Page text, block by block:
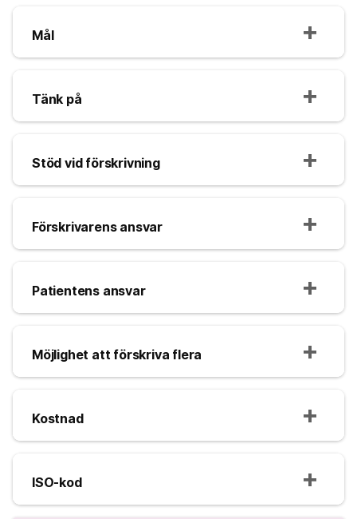
Mål
Tänk på
Stöd vid förskrivning
Förskrivarens ansvar
Patientens ansvar
Möjlighet att förskriva flera
Kostnad
ISO-kod